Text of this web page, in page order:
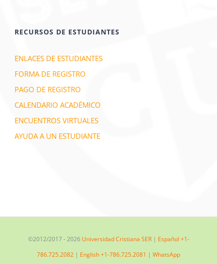
RECURSOS DE ESTUDIANTES
ENLACES DE ESTUDIANTES
FORMA DE REGISTRO
PAGO DE REGISTRO
CALENDARIO ACADÉMICO
ENCUENTROS VIRTUALES
AYUDA A UN ESTUDIANTE
©2012/2017 -2026 Universidad Cristiana SER| Español +1-
786.725.2082 | English +1-786.725.2081 | WhatsApp